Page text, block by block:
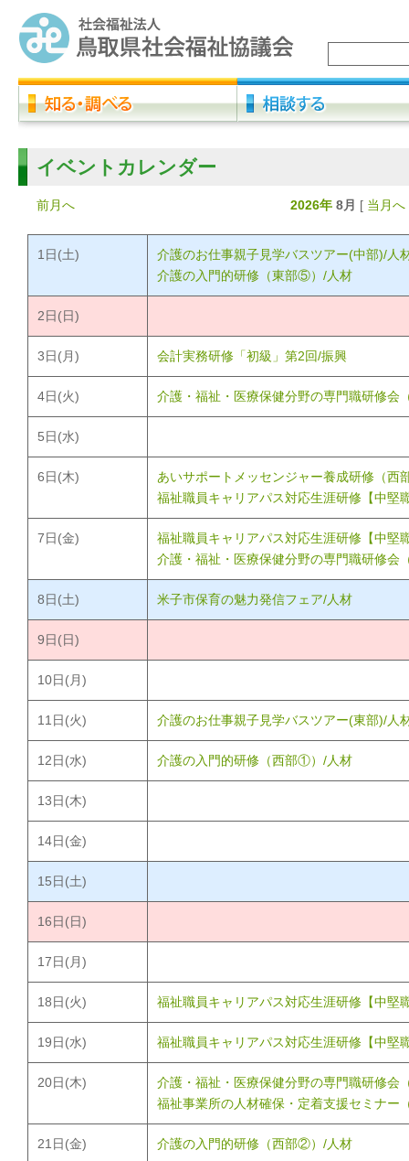
イベントカレンダー
前月へ 2026年 8月 [ 当月へ
1 日(土)
介護のお仕事親子見学バスツアー(中部)/人
介護の入門的研修（東部⑤）/人材
2日(日)
3日(月) 会計実務研修「初級」第2回/振興
4日(火) 介護・福祉・医療保健分野の専門職研修会
5日(水)
6日(木)
あいサポートメッセンジャー養成研修（西
福祉職員キャリアパス対応生涯研修【中堅
7日(金)
福祉職員キャリアパス対応生涯研修【中堅
介護・福祉・医療保健分野の専門職研修会
8日(土) 米子市保育の魅力発信フェア/人材
9日(日)
10日(月)
11 日(火) 介護のお仕事親子見学バスツアー(東部)/人
12日(水) 介護の入門的研修（西部①）/人材
13日(木)
14日(金)
15日(土)
16日(日)
17日(月)
18日(火) 福祉職員キャリアパス対応生涯研修【中堅
19日(水) 福祉職員キャリアパス対応生涯研修【中堅
20日(木)
介護・福祉・医療保健分野の専門職研修会
福祉事業所の人材確保・定着支援セミナー
21 日(金) 介護の入門的研修（西部②）/人材